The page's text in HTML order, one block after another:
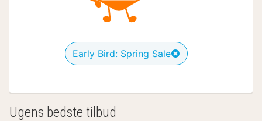
Early Bird: Spring Sale
Ugens bedste tilbud